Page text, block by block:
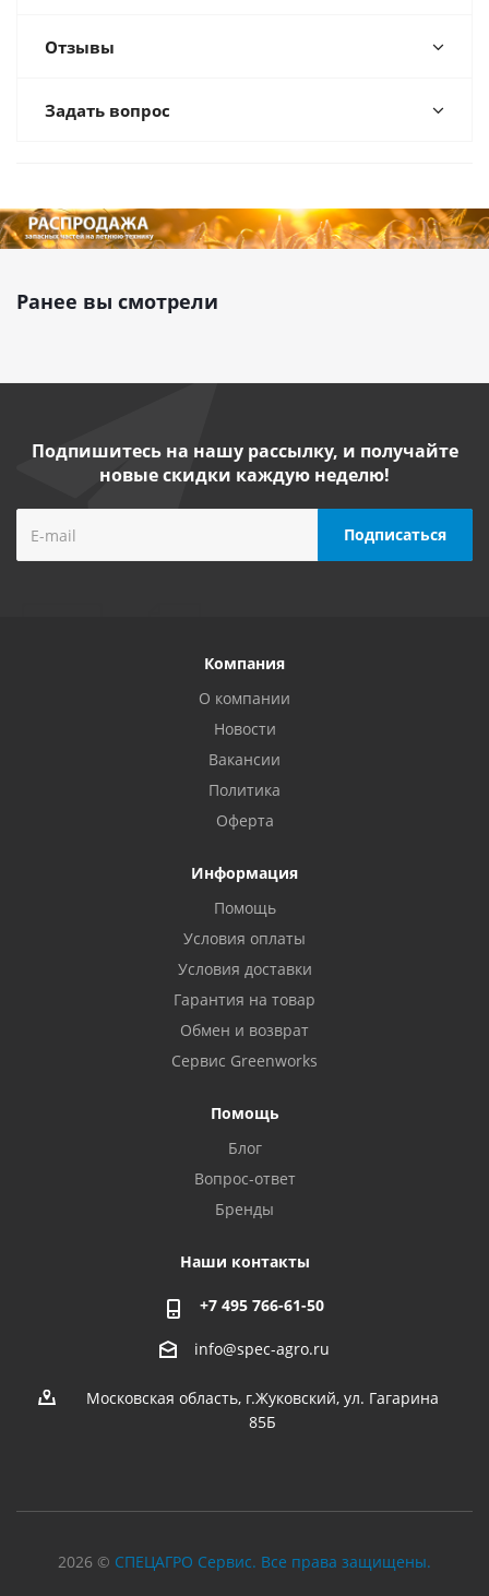
Отзывы
Задать вопрос
Ранее вы смотрели
Подпишитесь на нашу рассылку, и получайте
новые скидки каждую неделю!
Компания
О компании
Новости
Вакансии
Политика
Оферта
Информация
Помощь
Условия оплаты
Условия доставки
Гарантия на товар
Обмен и возврат
Сервис Greenworks
Помощь
Блог
Вопрос-ответ
Бренды
Наши контакты
+7 495 766-61-50
info@spec-agro.ru
Московская область, г.Жуковский, ул. Гагарина
85Б
2026 © СПЕЦАГРО Сервис. Все права защищены.